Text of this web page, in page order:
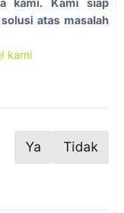
atas masalah
kami
Ya Tidak